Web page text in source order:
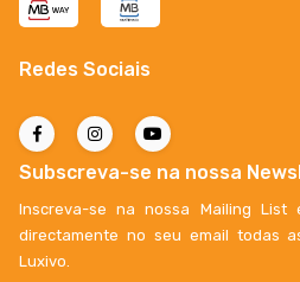
Redes Sociais
Subscreva-se na nossa
Inscreva-se na nossa Mailing List
directamente no seu email todas
Luxivo.